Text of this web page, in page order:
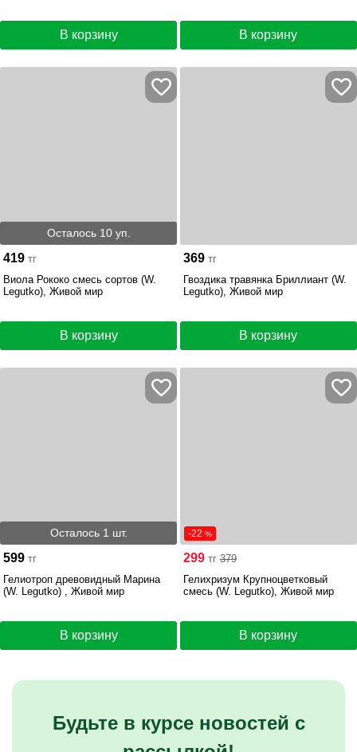
В корзину В корзину
Осталось 10 уп.
419тг
Виола Рококо смесь сортов (W.
Legutko), Живой мир
В корзину
369тг
Гвоздика травянка Бриллиант (W.
Legutko), Живой мир
В корзину
Осталось 1 шт.
599тг
Гелиотроп древовидный Марина
(W. Legutko) , Живой мир
В корзину
-22 %
299тг379
Гелихризум Крупноцветковый
смесь (W. Legutko), Живой мир
В корзину
Будьте в курсе новостей с